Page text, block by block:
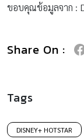
ขอบคุณข้อมูลจาก :
Share On :
Tags
DISNEY+ HOTSTAR